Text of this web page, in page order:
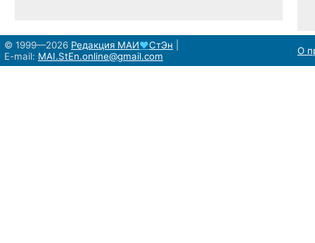
© 1999—2026 Редакция МАИ♥СтЭн
E-mail: MAI.StEn.online@gmail.com О